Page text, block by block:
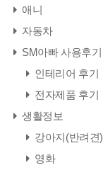
애니
자동차
SM아빠 사용후기
인테리어 후기
전자제품 후기
생활정보
강아지(반려견)
영화